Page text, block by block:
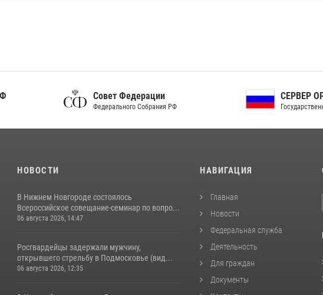
Совет Федерации
Федерального Собрания РФ
СЕРВЕР ОРГАНОВ
Государственной власти РФ
НОВОСТИ
В Нижнем Новгороде состоялось
Всероссийское совещание-семинар по вопро...
06 августа 2026, 14:47
Росгвардейцы задержали мужчину,
открывшего стрельбу в Подмосковье (вид...
06 августа 2026, 12:35
НАВИГАЦИЯ
Главная
Новости
Федеральная служба
Деятельность
Для граждан
Документы